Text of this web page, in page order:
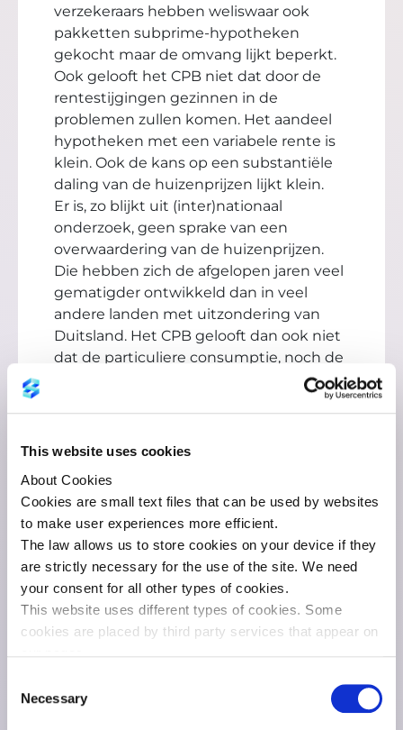
This website uses cookies
About Cookies
Cookies are small text files that can be used by websites
to make user experiences more efficient.
The law allows us to store cookies on your device if they
are strictly necessary for the use of the site. We need
your consent for all other types of cookies.
This website uses different types of cookies. Some
cookies are placed by third party services that appear on
thecookie statement
You can find more information about who we are, how to
Selection
Necessary
verzekeraars hebben weliswaar ook
pakketten subprime-hypotheken
gekocht maar de omvang lijkt beperkt.
Ook gelooft het CPB niet dat door de
rentestijgingen gezinnen in de
problemen zullen komen. Het aandeel
hypotheken met een variabele rente is
klein. Ook de kans op een substantiële
daling van de huizenprijzen lijkt klein.
Er is, zo blijkt uit (inter)nationaal
onderzoek, geen sprake van een
overwaardering van de huizenprijzen.
Die hebben zich de afgelopen jaren veel
gematigder ontwikkeld dan in veel
andere landen met uitzondering van
Duitsland. Het CPB gelooft dan ook niet
dat de particuliere consumptie, noch de
kredietcrisis.
Hoewel de financiële crisis Nederland
heeft bereikt is er aanvankelijk geen
sprake van paniek, eerder van achteraf
bezien misplaatst zelfvertrouwen.
elders aan. Midden in 2008 organiseert